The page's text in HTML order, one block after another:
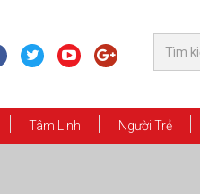
Tâm Linh Người Trẻ